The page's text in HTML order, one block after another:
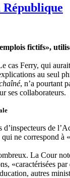
République
fictifs»,
cas Ferry, qui
au seul
, n’a pourtant
ses collaborateurs.
de
ne correspond à
La Cour
«caractérisées
autres